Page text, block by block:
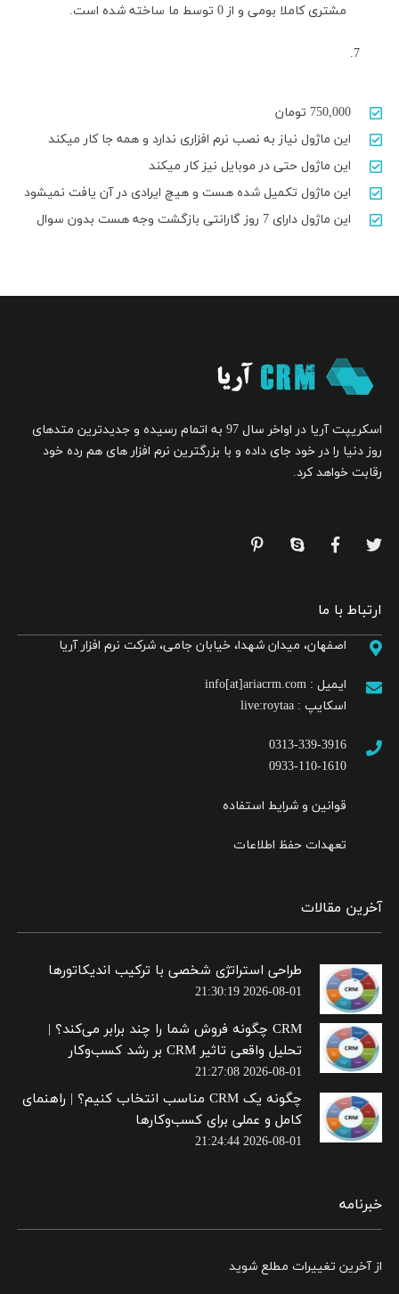
مشتری کاملا بومی و از 0 توسط ما ساخته شده است.
750,000 تومان
این ماژول نیاز به نصب نرم افزاری ندارد و همه جا کار میکند
این ماژول حتی در موبایل نیز کار میکند
این ماژول تکمیل شده هست و هیچ ایرادی در آن یافت نمیشود
این ماژول دارای 7 روز گارانتی بازگشت وجه هست بدون سوال
اسکریپت آریا در اواخر سال 97 به اتمام رسیده و جدیدترین متدهای
روز دنیا را در خود جای داده و با بزرگترین نرم افزار های هم رده خود
رقابت خواهد کرد.
ارتباط با ما
اصفهان، میدان شهدا، خیابان جامی، شرکت نرم افزار آریا
ایمیل : info[at]ariacrm.com
اسکایپ : live:roytaa
0313-339-3916
0933-110-1610
قوانین و شرایط استفاده
تعهدات حفظ اطلاعات
آخرین مقالات
طراحی استراتژی شخصی با ترکیب اندیکاتورها
2026-08-01 21:30:19
CRM چگونه فروش شما را چند برابر می‌کند؟ |
تحلیل واقعی تاثیر CRM بر رشد کسب‌وکار
2026-08-01 21:27:08
چگونه یک CRM مناسب انتخاب کنیم؟ | راهنمای
کامل و عملی برای کسب‌وکارها
2026-08-01 21:24:44
خبرنامه
از آخرین تغییرات مطلع شوید